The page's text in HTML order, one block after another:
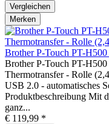
Vergleichen
Merken
Brother P-Touch PT-
Brother P-Touch PT-
Thermotransfer - Rolle
USB 2.0 - automatisches
Produktbeschreibung Mit
ganz...
€ 119,99 *